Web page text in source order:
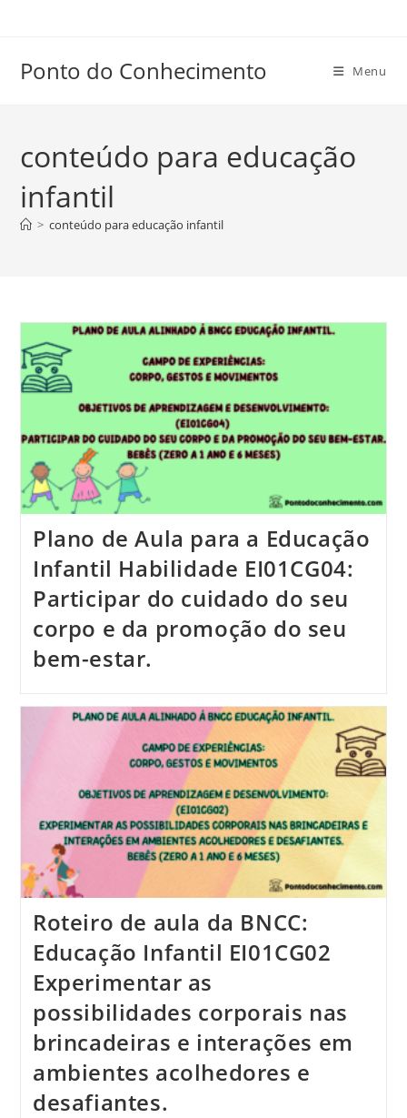
conteúdo
Ponto do Conhecimento Menu
conteúdo para educação
infantil
> conteúdo para educação infantil
Plano de Aula para a Educação
Infantil Habilidade EI01CG04:
Participar do cuidado do seu
corpo e da promoção do seu
bem-estar.
Roteiro de aula da BNCC:
Educação Infantil EI01CG02
Experimentar as
possibilidades corporais nas
brincadeiras e interações em
ambientes acolhedores e
desafiantes.